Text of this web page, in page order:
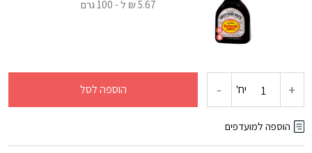
5.67 ₪ ל - 100 גרם
+ כמות
של
יח' - הוספה לסל
הוספה למועדפים